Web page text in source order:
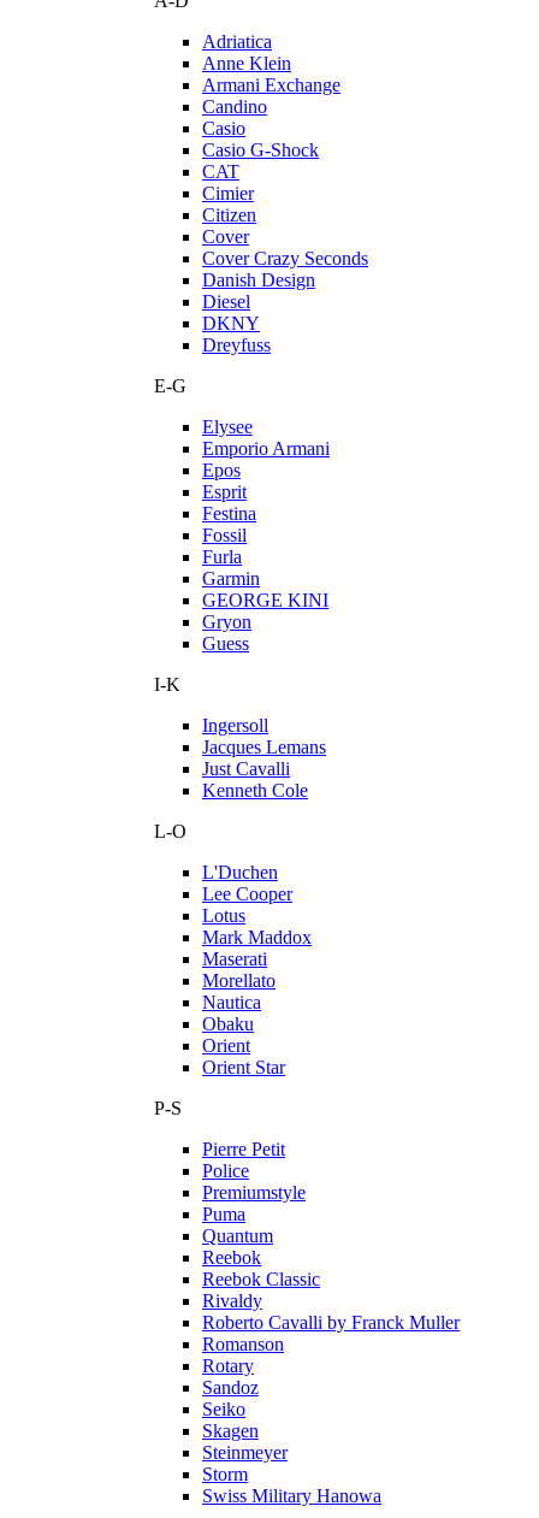
Adriatica
Anne Klein
Armani Exchange
Candino
Casio
Casio G-Shock
CAT
Cimier
Citizen
Cover
Cover Crazy Seconds
Danish Design
Diesel
DKNY
Dreyfuss
E-G
Elysee
Emporio Armani
Epos
Esprit
Festina
Fossil
Furla
Garmin
GEORGE KINI
Gryon
Guess
I-K
Ingersoll
Jacques Lemans
Just Cavalli
Kenneth Cole
L-O
L'Duchen
Lee Cooper
Lotus
Mark Maddox
Maserati
Morellato
Nautica
Obaku
Orient
Orient Star
P-S
Pierre Petit
Police
Premiumstyle
Puma
Quantum
Reebok
Reebok Classic
Rivaldy
Roberto Cavalli by Franck Muller
Romanson
Rotary
Sandoz
Seiko
Skagen
Steinmeyer
Storm
Swiss Military Hanowa